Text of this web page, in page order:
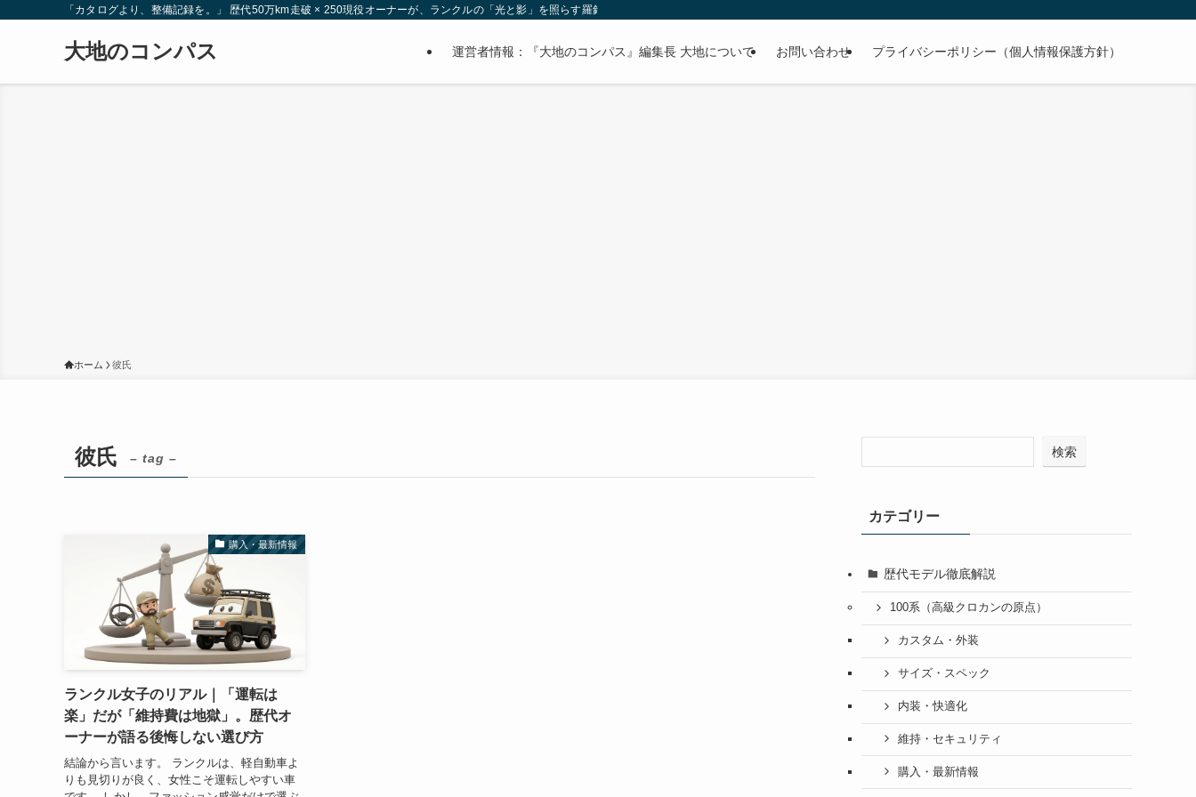
「カタログより、整備記録を。」 歴代50万km走破 × 250現役オーナーが、ランクルの「光と影」を照らす羅針盤。
大地のコンパス 運営者情報：『大地のコンパス』編集長 大地について お問い合わせ プライバシーポリシー（個人情報保護方針）
ホーム 彼氏
彼氏 – tag –
購入・最新情報
ランクル女子のリアル｜「運転は
楽」だが「維持費は地獄」。歴代オ
ーナーが語る後悔しない選び方
結論から言います。 ランクルは、軽自動車よ
りも見切りが良く、女性こそ運転しやすい車
検索
カテゴリー
歴代モデル徹底解説
100系（高級クロカンの原点）
カスタム・外装
サイズ・スペック
内装・快適化
維持・セキュリティ
購入・最新情報